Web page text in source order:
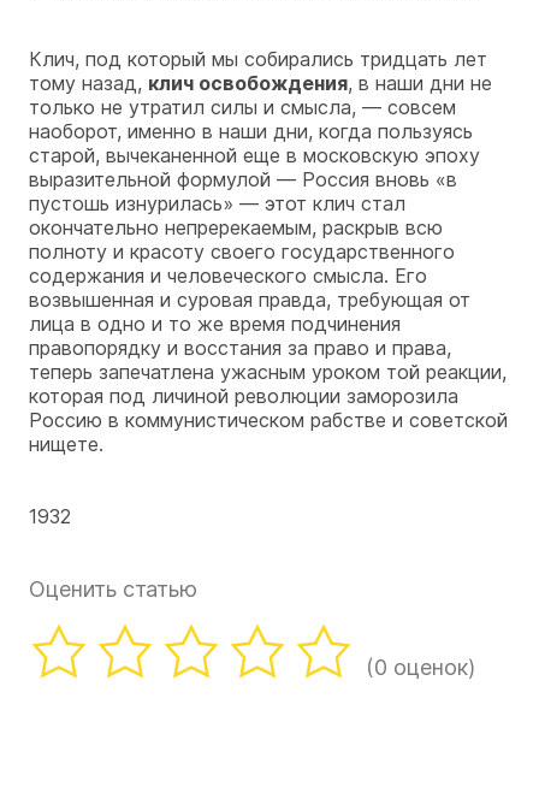
Клич, под который мы собирались тридцать лет
тому назад, клич освобождения, в наши дни не
только не утратил силы и смысла, — совсем
наоборот, именно в наши дни, когда пользуясь
старой, вычеканенной еще в московскую эпоху
выразительной формулой — Россия вновь «в
пустошь изнурилась» — этот клич стал
окончательно непререкаемым, раскрыв всю
полноту и красоту своего государственного
содержания и человеческого смысла. Его
возвышенная и суровая правда, требующая от
лица в одно и то же время подчинения
правопорядку и восстания за право и права,
теперь запечатлена ужасным уроком той реакции,
которая под личиной революции заморозила
Россию в коммунистическом рабстве и советской
нищете.
1932
Оценить статью
(0 оценок)